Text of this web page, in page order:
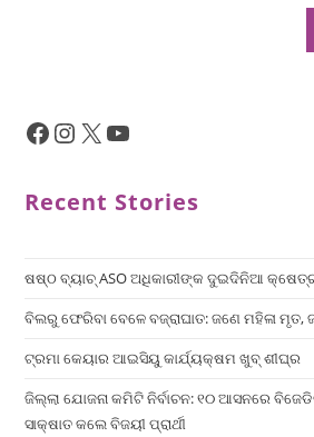
Recent Stories
ଷଷ୍ଠ ବ୍ୟାଚ୍‌ ASO ଅଧିକାରୀଙ୍କ ଦୁଇଦିନିଆ
ବିଲରୁ ଫେରିବା ବେଳେ ବଜ୍ରାଘାତ: ଜଣେ ମହିଳା
ଟ୍ରମା କେୟାର ଆଇସିୟୁ କାର୍ଯ୍ୟକ୍ଷମ ଖୁବ୍ ଶୀଘ୍ର
ଜିଲ୍ଲା ଯୋଜନା କମିଟି ନିର୍ବାଚନ: ୧୦ ଆସନରେ
ସାକ୍ଷାତ କଲେ ବିଜୟୀ ପ୍ରାର୍ଥୀ